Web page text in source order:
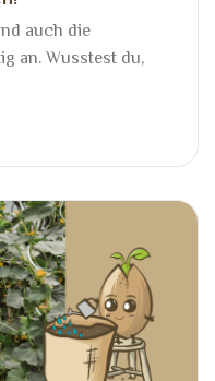
auch die
an. Wusstest du,